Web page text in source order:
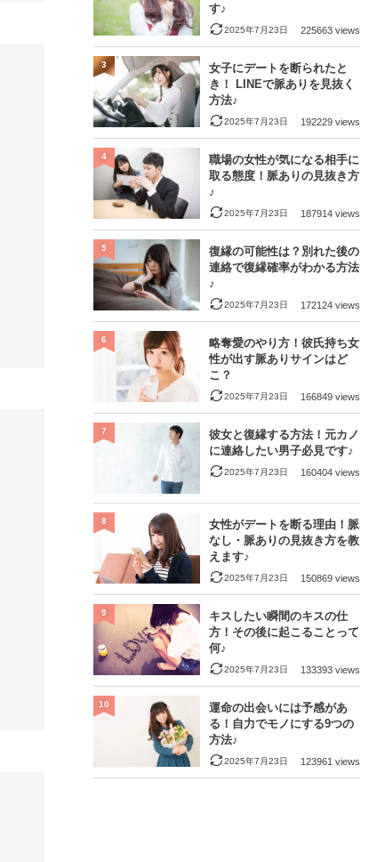
す♪
2025年7月23日 225663 views
女子にデートを断られたと
き！ LINEで脈ありを見抜く
方法♪
2025年7月23日 192229 views
3
職場の女性が気になる相手に
取る態度！脈ありの見抜き方
♪
2025年7月23日 187914 views
4
復縁の可能性は？別れた後の
連絡で復縁確率がわかる方法
♪
2025年7月23日 172124 views
5
略奪愛のやり方！彼氏持ち女
性が出す脈ありサインはど
こ？
2025年7月23日 166849 views
6
彼女と復縁する方法！元カノ
に連絡したい男子必見です♪
2025年7月23日 160404 views
7
女性がデートを断る理由！脈
なし・脈ありの見抜き方を教
えます♪
2025年7月23日 150869 views
8
キスしたい瞬間のキスの仕
方！その後に起こることって
何♪
2025年7月23日 133393 views
9
運命の出会いには予感があ
る！自力でモノにする9つの
方法♪
2025年7月23日 123961 views
10